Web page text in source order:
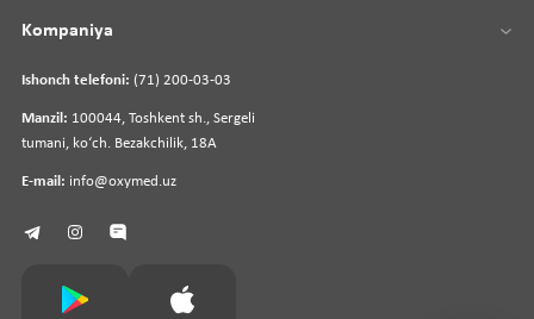
Ishonch telefoni: (71) 200-03-03
Manzil: 100044, Toshkent sh., Sergeli
tumani, koʻch. Bezakchilik, 18A
E-mail: info@oxymed.uz
Kompaniya